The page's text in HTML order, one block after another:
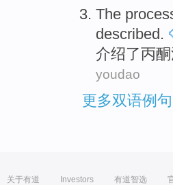
The
described.
介绍了丙酮
youdao
更多双语例句
关于有道 Investors 有道智选